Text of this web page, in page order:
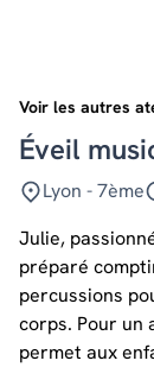
Voir les autres
Éveil
Lyon - 7ème
Julie,
préparé
percussions
corps. Pour un
permet aux